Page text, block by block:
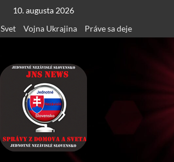
10. augusta 2026
Svet Vojna Ukrajina Práve sa deje